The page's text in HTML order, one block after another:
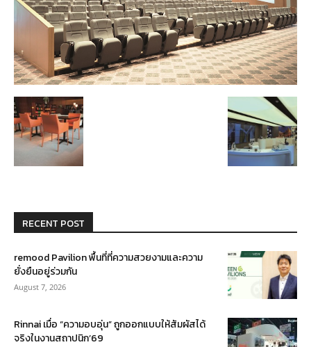
RECENT POST
remood Pavilion พื้นที่ที่ความสวยงามและความ
ยั่งยืนอยู่ร่วมกัน
August 7, 2026
Rinnai เมื่อ “ความอบอุ่น” ถูกออกแบบให้สัมผัสได้
จริงในงานสถาปนิก’69